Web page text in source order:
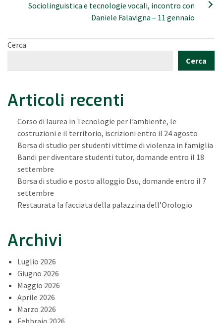
Sociolinguistica e tecnologie vocali, incontro con
Daniele Falavigna – 11 gennaio
Cerca
Cerca
Articoli recenti
Corso di laurea in Tecnologie per l’ambiente, le
costruzioni e il territorio, iscrizioni entro il 24 agosto
Borsa di studio per studenti vittime di violenza in famiglia
Bandi per diventare studenti tutor, domande entro il 18
settembre
Borsa di studio e posto alloggio Dsu, domande entro il 7
settembre
Restaurata la facciata della palazzina dell’Orologio
Archivi
Luglio 2026
Giugno 2026
Maggio 2026
Aprile 2026
Marzo 2026
Febbraio 2026